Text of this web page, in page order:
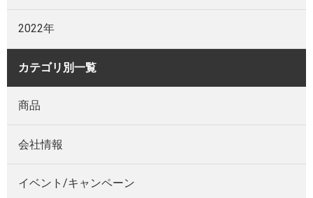
2022年
カテゴリ別一覧
商品
会社情報
イベント/キャンペーン